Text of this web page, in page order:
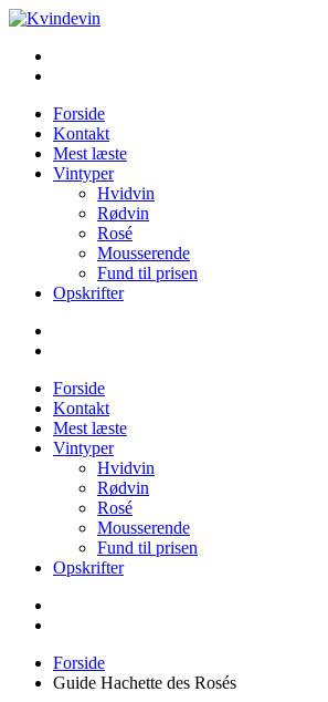
Videre
indhold
Kvindevin
Blog om vin for kvinder (& andre
Forside
Kontakt
Mest læste
Vintyper
Hvidvin
Rødvin
Rosé
Mousserende
Fund til prisen
Opskrifter
Forside
Kontakt
Mest læste
Vintyper
Hvidvin
Rødvin
Rosé
Mousserende
Fund til prisen
Opskrifter
Forside
Guide Hachette des Rosés